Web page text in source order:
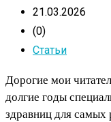
21.03.2026
(0)
Статьи
Дорогие мои
долгие годы
здравниц для самых